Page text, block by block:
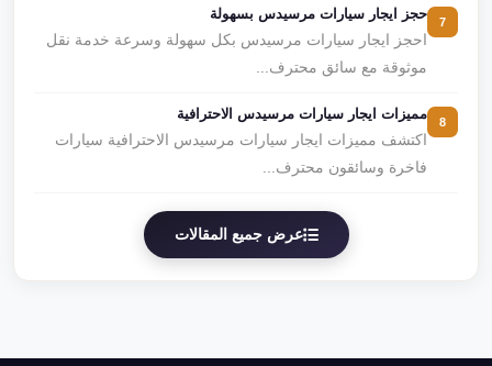
حجز ايجار سيارات مرسيدس بسهولة
احجز ايجار سيارات مرسيدس بكل سهولة وسرعة خدمة نقل
موثوقة مع سائق محترف...
مميزات ايجار سيارات مرسيدس الاحترافية
اكتشف مميزات ايجار سيارات مرسيدس الاحترافية سيارات
فاخرة وسائقون محترف...
عرض جميع المقالات